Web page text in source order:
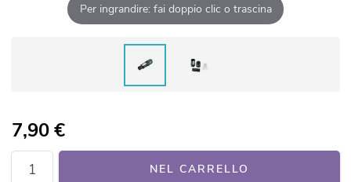
Per ingrandire: fai doppio clic o trascina
7,90€
NEL CARRELLO